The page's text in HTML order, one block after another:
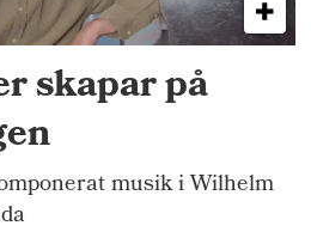
skapar på
musik i Wilhelm